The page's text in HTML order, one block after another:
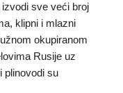
sve veći broj
klipni i mlazni
okupiranom
Rusije uz
plinovodi su